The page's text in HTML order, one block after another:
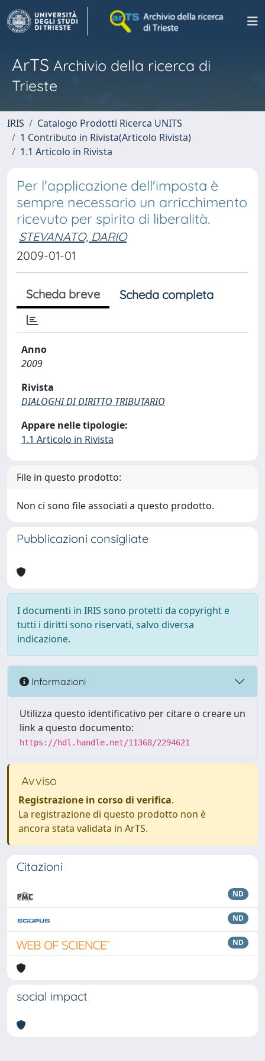
ArTS Archivio della ricerca di
Trieste
IRIS
Catalogo Prodotti Ricerca UNITS
1 Contributo in Rivista(Articolo Rivista)
1.1 Articolo in Rivista
Per l'applicazione dell'imposta è
sempre necessario un arricchimento
ricevuto per spirito di liberalità.
STEVANATO, DARIO
2009-01-01
Scheda breve Scheda completa
Anno
2009
Rivista
DIALOGHI DI DIRITTO TRIBUTARIO
Appare nelle tipologie:
1.1 Articolo in Rivista
File in questo prodotto:
Non ci sono file associati a questo prodotto.
Pubblicazioni consigliate
I documenti in IRIS sono protetti da copyright e
tutti i diritti sono riservati, salvo diversa
indicazione.
Informazioni
Utilizza questo identificativo per citare o creare un
link a questo documento:
https://hdl.handle.net/11368/2294621
Avviso
Registrazione in corso di verifica.
La registrazione di questo prodotto non è
ancora stata validata in ArTS.
Citazioni
ND
ND
ND
social impact